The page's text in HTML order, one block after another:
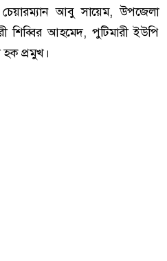
আবু সায়েম, উপজেলা
শিব্বির আহমেদ, পুটিমারী ইউপি
প্রমুখ।